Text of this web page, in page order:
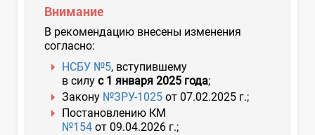
Внимание
В рекомендацию внесены изменения
согласно:
НСБУ №5, вступившему
в силу с 1 января 2025 года;
Закону №ЗРУ-1025 от 07.02.2025 г.;
Постановлению КМ
№154 от 09.04.2026 г.;